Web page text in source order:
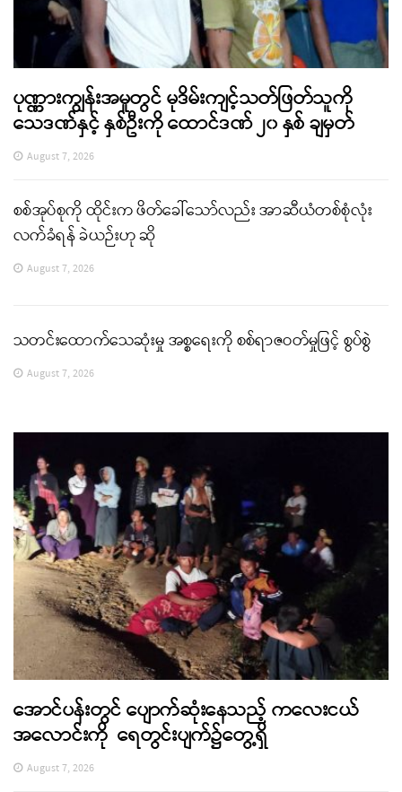
ပုဏ္ဏားကျွန်းအမှုတွင် မုဒိမ်းကျင့်သတ်ဖြတ်သူကို
သေဒဏ်နှင့် နှစ်ဦးကို ထောင်ဒဏ် ၂၀ နှစ် ချမှတ်
August 7, 2026
စစ်အုပ်စုကို ထိုင်းက ဖိတ်ခေါ်သော်လည်း အာဆီယံတစ်စုံလုံး
လက်ခံရန် ခဲယဉ်းဟု ဆို
August 7, 2026
သတင်းထောက်သေဆုံးမှု အစ္စရေးကို စစ်ရာဇဝတ်မှုဖြင့် စွပ်စွဲ
August 7, 2026
အောင်ပန်းတွင် ပျောက်ဆုံးနေသည့် ကလေးငယ်
အလောင်းကို ရေတွင်းပျက်၌တွေ့ရှိ
August 7, 2026